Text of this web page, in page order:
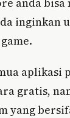
inginkan
aplikasi
gratis,
yang